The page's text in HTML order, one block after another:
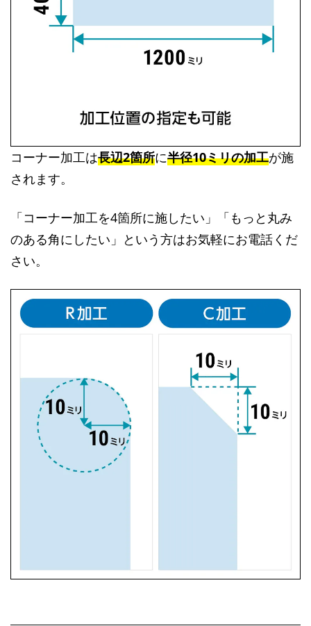
コーナー加工は長辺2箇所に半径10ミリの加工が施
されます。
「コーナー加工を4箇所に施したい」「もっと丸み
のある角にしたい」という方はお気軽にお電話くだ
さい。